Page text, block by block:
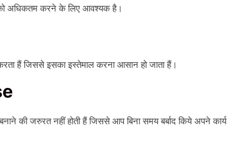
अधिकतम करने के लिए आवश्यक है।
हैं जिससे इसका इस्तेमाल करना आसान हो जाता हैं।
की जरुरत नहीं होती हैं जिससे आप बिना समय बर्बाद किये अपने कार्य